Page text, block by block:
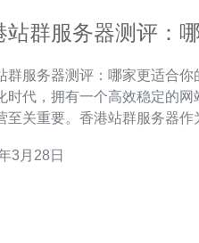
站群服务器测评：
服务器测评：哪家更适合你的网站
时代，拥有一个高效稳定的网
至关重要。香港站群服务器作
群服务器中，如何选择一家最
3月28日